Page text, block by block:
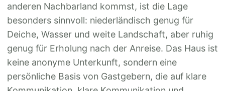
anderen Nachbarland kommst, ist die Lage
besonders sinnvoll: niederländisch genug für
Deiche, Wasser und weite Landschaft, aber ruhig
genug für Erholung nach der Anreise. Das Haus ist
keine anonyme Unterkunft, sondern eine
persönliche Basis von Gastgebern, die auf klare